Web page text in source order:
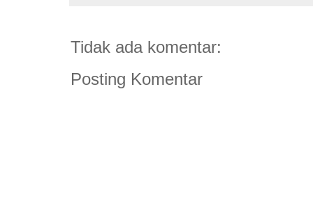
Tidak ada komentar:
Posting Komentar